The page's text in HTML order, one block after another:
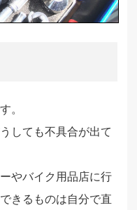
。
しても不具合が出て
やバイク用品店に行
きるものは自分で直